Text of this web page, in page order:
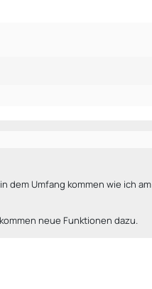
dem Umfang kommen wie ich am
neue Funktionen dazu.